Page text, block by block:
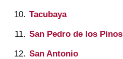
Tacubaya
San Pedro de los Pinos
San Antonio